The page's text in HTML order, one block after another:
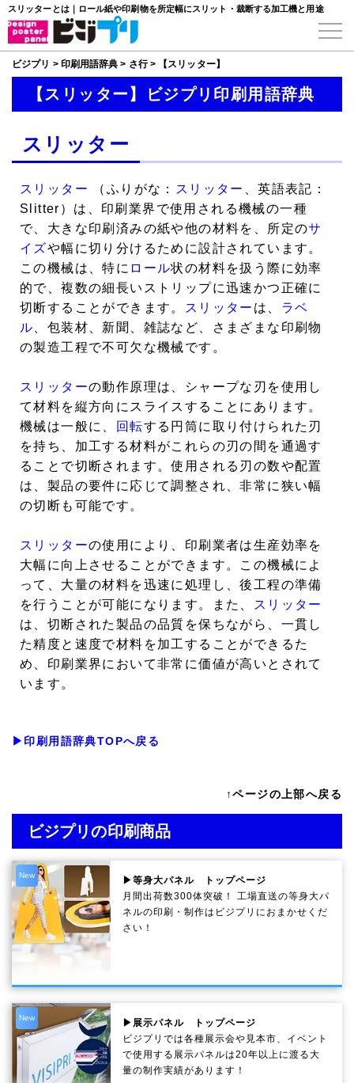
スリッターとは｜ロール紙や印刷物を所定幅にスリット・裁断する加工機と用途
ビジプリ > 印刷用語辞典 > さ行> 【スリッター】
【スリッター】ビジプリ印刷用語辞典
スリッター
スリッター （ふりがな： スリッター
、英語表記：
Slitter）は、印刷業界で使用される機械の一種
で、大きな印刷済みの紙や他の材料を、所定のサ
イズや幅に切り分けるために設計されています。
この機械は、特に ロール状の材料を扱う際に効率
的で、複数の細長いストリップに迅速かつ正確に
切断することができます。
スリッター は、 ラベ
ル 、包装材、新聞、雑誌など、さまざまな印刷物
の製造工程で不可欠な機械です。
スリッターの動作原理は、シャープな刃を使用し
て材料を縦方向にスライスすることにあります。
機械は一般に、
回転する円筒に取り付けられた刃
を持ち、加工する材料がこれらの刃の間を通過す
ることで切断されます。使用される刃の数や配置
は、製品の要件に応じて調整され、非常に狭い幅
の切断も可能です。
スリッターの使用により、印刷業者は生産効率を
大幅に向上させることができます。この機械によ
って、大量の材料を迅速に処理し、後工程の準備
を行うことが可能になります。また、
スリッター
は、切断された製品の品質を保ちながら、一貫し
た精度と速度で材料を加工することができるた
め、印刷業界において非常に価値が高いとされて
います。
▶印刷用語辞典TOPへ戻る
↑ページの上部へ戻る
ビジプリの印刷商品
New
▶等身大パネル トップページ
月間出荷数300体突破！ 工場直送の等身大パ
ネルの印刷・制作は ビジプリ におまかせくだ
さい！
New
▶展示パネル トップページ
ビジプリでは各種展示会や見本市、イベント
で使用する展示パネルは20年以上に渡る大
量の制作実績があります！